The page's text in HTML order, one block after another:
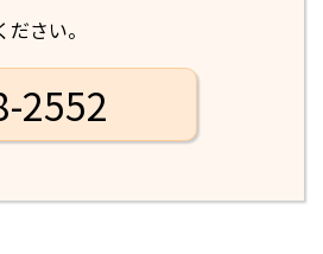
さい。
2552